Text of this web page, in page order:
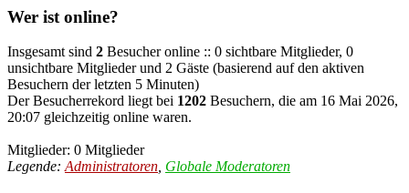
Wer ist online?
Insgesamt sind 2 Besucher online :: 0 sichtbare Mitglieder, 0
unsichtbare Mitglieder und 2 Gäste (basierend auf den aktiven
Besuchern der letzten 5 Minuten)
Der Besucherrekord liegt bei 1202 Besuchern, die am 16 Mai 2026,
20:07 gleichzeitig online waren.
Mitglieder: 0 Mitglieder
Legende:Administratoren, Globale Moderatoren